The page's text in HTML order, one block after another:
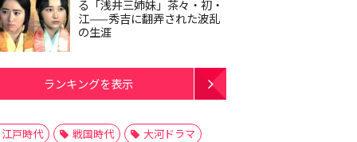
る「浅井三姉妹」茶々・初・
江——秀吉に翻弄された波乱
の生涯
ランキングを表示
江戸時代 戦国時代
大河ドラマ